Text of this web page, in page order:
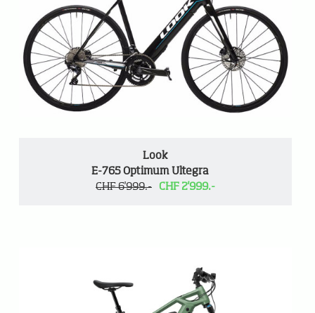
Look
E-765 Optimum Ultegra
CHF 6'999.-
CHF 2'999.-